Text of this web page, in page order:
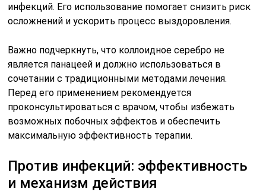
инфекций. Его использование помогает снизить риск
осложнений и ускорить процесс выздоровления.
Важно подчеркнуть, что коллоидное серебро не
является панацеей и должно использоваться в
сочетании с традиционными методами лечения.
Перед его применением рекомендуется
проконсультироваться с врачом, чтобы избежать
возможных побочных эффектов и обеспечить
максимальную эффективность терапии.
Против инфекций: эффективность
и механизм действия